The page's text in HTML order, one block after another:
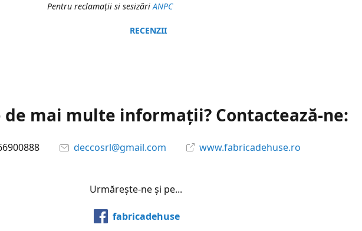
Pentru reclamaţii si sesizăriANPC
RECENZII
de mai multe informații? Contactează-ne:
deccosrl@gmail.com www.fabricadehuse.ro
Urmărește-ne și pe...
fabricadehuse